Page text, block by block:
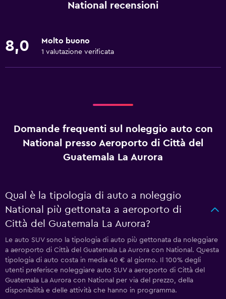
National recensioni
8,0 Molto buono
1 valutazione verificata
Domande frequenti sul noleggio auto con
National presso Aeroporto di Città del
Guatemala La Aurora
Qual è la tipologia di auto a noleggio
National più gettonata a aeroporto di
Città del Guatemala La Aurora?
Le auto SUV sono la tipologia di auto più gettonata da noleggiare
a aeroporto di Città del Guatemala La Aurora con National. Questa
tipologia di auto costa in media 40 € al giorno. Il 100% degli
utenti preferisce noleggiare auto SUV a aeroporto di Città del
Guatemala La Aurora con National per via del prezzo, della
disponibilità e delle attività che hanno in programma.